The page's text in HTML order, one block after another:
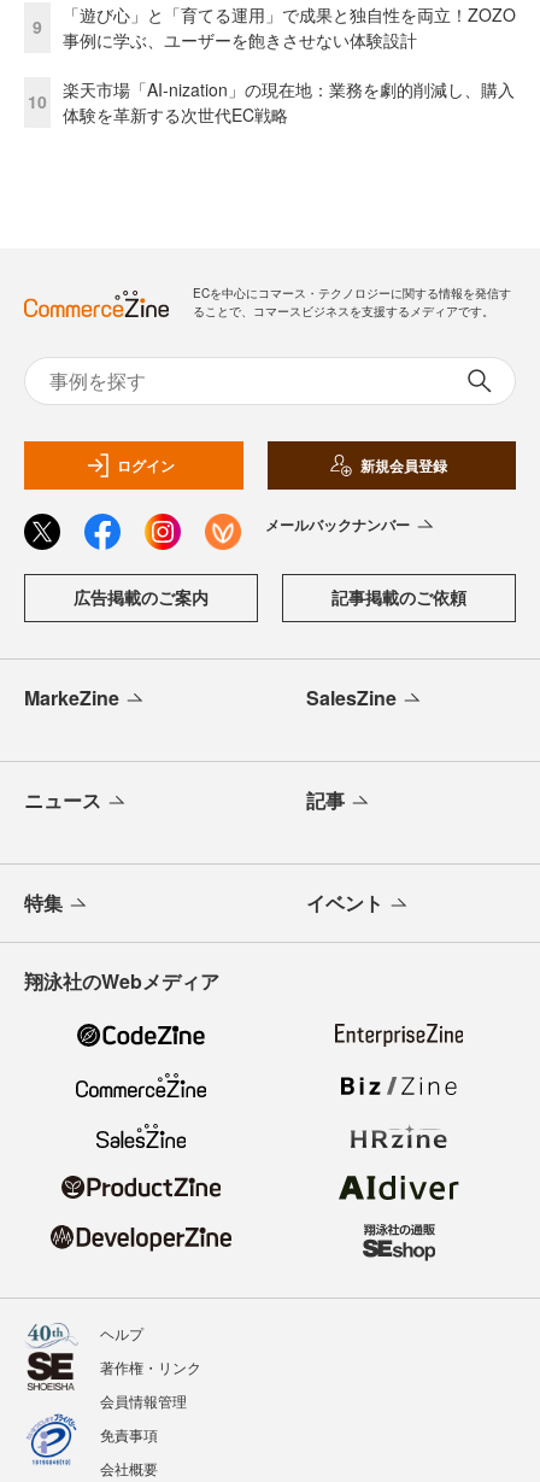
9
「遊び心」と「育てる運用」で成果と独自性を両立！ZOZO
事例に学ぶ、ユーザーを飽きさせない体験設計
10
楽天市場「AI-nization」の現在地：業務を劇的削減し、購入
体験を革新する次世代EC戦略
ECを中心にコマース・テクノロジーに関する情報を発信す
ることで、コマースビジネスを支援するメディアです。
ログイン 新規会員登録
メールバックナンバー
広告掲載のご案内 記事掲載のご依頼
MarkeZine SalesZine
ニュース 記事
特集 イベント
翔泳社のWebメディア
ヘルプ
著作権・リンク
会員情報管理
免責事項
会社概要